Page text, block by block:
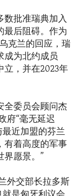
数批准瑞典加入
最后阻碍。作为
克兰的回应，瑞
成为北约成员
立，并在2023年
全委员会顾问杰
府“毫无延迟
最近加盟的芬兰
有着高度的军事
界愿景。”
外交部长拉多斯